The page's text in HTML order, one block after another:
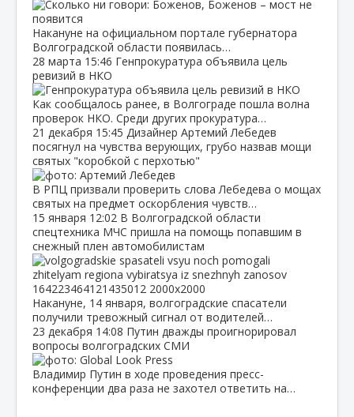
Накануне на официальном портале губернатора
Волгоградской области появилась…
28 марта 15:46 Генпрокуратура объявила цель
ревизий в НКО
Как сообщалось ранее, в Волгограде пошла волна
проверок НКО. Среди других прокуратура…
21 декабря 15:45 Дизайнер Артемий Лебедев
посягнул на чувства верующих, грубо назвав мощи
святых "коробкой с перхотью"
В РПЦ призвали проверить слова Лебедева о мощах
святых на предмет оскорбления чувств…
15 января 12:02 В Волгоградской области
спецтехника МЧС пришла на помощь попавшим в
снежный плен автомобилистам
Накануне, 14 января, волгоградские спасатели
получили тревожный сигнал от водителей…
23 декабря 14:08 Путин дважды проигнорировал
вопросы волгоградских СМИ
Владимир Путин в ходе проведения пресс-
конференции два раза не захотел ответить на…